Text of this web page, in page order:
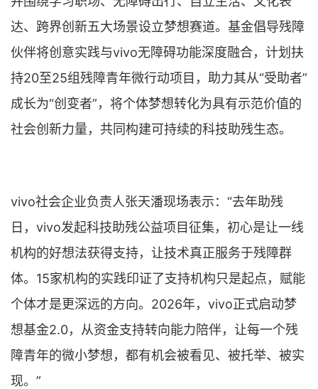
达、跨界创新五大场景设立梦想赛道。基金倡导残障
伙伴将创意实践与vivo无障碍功能深度融合，计划扶
持20至25组残障青年微行动项目，助力其从“受助者”
成长为“创变者”，将个体梦想转化为具有示范价值的
社会创新力量，共同构建可持续的科技助残生态。
vivo社会企业负责人张天潘现场表示：“去年助残
日，vivo发起科技助残公益项目征集，初心是让一线
机构的好想法获得支持，让技术真正服务于残障群
体。15家机构的实践印证了支持机构只是起点，赋能
个体才是更深远的方向。2026年，vivo正式启动梦
想基金2.0，从资金支持转向能力陪伴，让每一个残
障青年的微小梦想，都有机会被看见、被托举、被实
现。”